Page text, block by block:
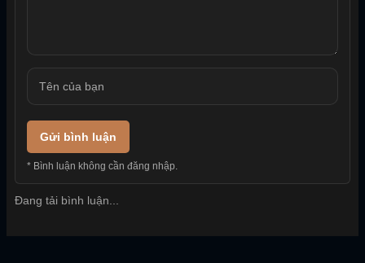
Gửi bình luận
* Bình luận không cần đăng nhập.
Đang tải bình luận...